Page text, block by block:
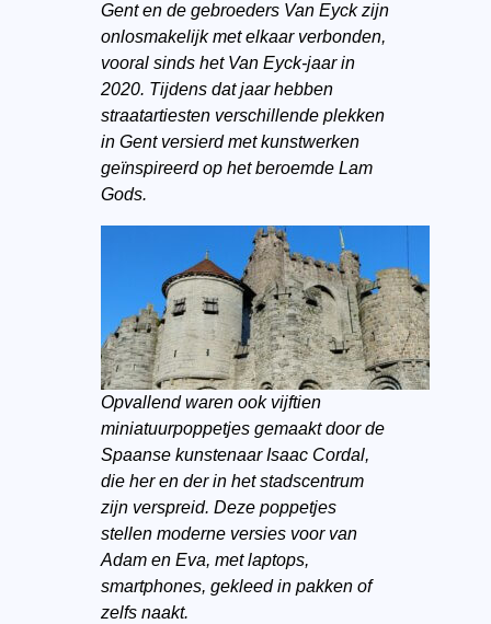
Gent en de gebroeders Van Eyck zijn
onlosmakelijk met elkaar verbonden,
vooral sinds het Van Eyck-jaar in
2020. Tijdens dat jaar hebben
straatartiesten verschillende plekken
in Gent versierd met kunstwerken
geïnspireerd op het beroemde Lam
Gods.
Opvallend waren ook vijftien
miniatuurpoppetjes gemaakt door de
Spaanse kunstenaar Isaac Cordal,
die her en der in het stadscentrum
zijn verspreid. Deze poppetjes
stellen moderne versies voor van
Adam en Eva, met laptops,
smartphones, gekleed in pakken of
zelfs naakt.